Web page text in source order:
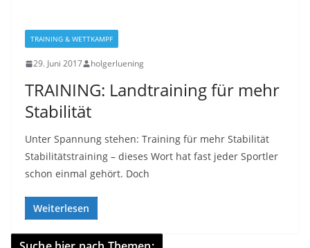
TRAINING & WETTKAMPF
29. Juni 2017 holgerluening
TRAINING: Landtraining für mehr
Stabilität
Unter Spannung stehen: Training für mehr Stabilität
Stabilitätstraining – dieses Wort hat fast jeder Sportler
schon einmal gehört. Doch
Weiterlesen